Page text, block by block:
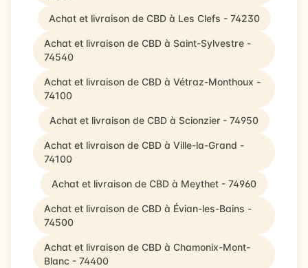
Achat et livraison de CBD à Les Clefs - 74230
Achat et livraison de CBD à Saint-Sylvestre -
74540
Achat et livraison de CBD à Vétraz-Monthoux -
74100
Achat et livraison de CBD à Scionzier - 74950
Achat et livraison de CBD à Ville-la-Grand -
74100
Achat et livraison de CBD à Meythet - 74960
Achat et livraison de CBD à Évian-les-Bains -
74500
Achat et livraison de CBD à Chamonix-Mont-
Blanc - 74400